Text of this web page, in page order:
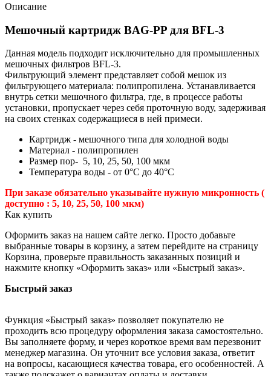
Описание
Мешочный картридж BAG-PP для BFL-3
Данная модель подходит исключительно для промышленных
мешочных фильтров BFL-3.
Фильтрующий элемент представляет собой мешок из
фильтрующего материала: полипропилена. Устанавливается
внутрь сетки мешочного фильтра, где, в процессе работы
установки, пропускает через себя проточную воду, задерживая
на своих стенках содержащиеся в ней примеси.
Картридж - мешочного типа для холодной воды
Материал - полипропилен
Размер пор- 5, 10, 25, 50, 100 мкм
Температура воды - от 0°С до 40°С
При заказе обязательно указывайте нужную микронность (
доступно : 5, 10, 25, 50, 100 мкм)
Как купить
Оформить заказ на нашем сайте легко. Просто добавьте
выбранные товары в корзину, а затем перейдите на страницу
Корзина, проверьте правильность заказанных позиций и
нажмите кнопку «Оформить заказ» или «Быстрый заказ».
Быстрый заказ
Функция «Быстрый заказ» позволяет покупателю не
проходить всю процедуру оформления заказа самостоятельно.
Вы заполняете форму, и через короткое время вам перезвонит
менеджер магазина. Он уточнит все условия заказа, ответит
на вопросы, касающиеся качества товара, его особенностей. А